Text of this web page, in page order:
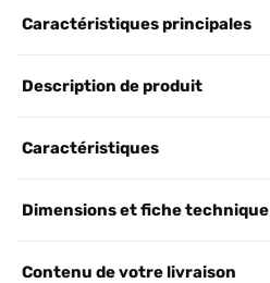
Caractéristiques principales
Description de produit
Caractéristiques
Dimensions et fiche technique
Contenu de votre livraison